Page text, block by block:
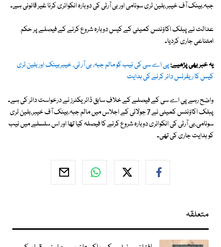
جبہ،بینک آف خیبر،بلین ٹری سونامی اور بی آرٹی کی دوبارہ انکوائری کرنا غیر قانونی ہے۔
عدالت نے پبلک اکاؤنٹس کمیٹی کے کیس دوبارہ شروع کرنے کے فیصلے پر حکم
امتناعی جاری کردیا۔
یہ خبر بھی پڑھیے:پی اے سی کی نیب کو مالم جبہ، بی آر ٹی، خیبربینک اور بلین ٹری
کیس کا ریفرنس دائر کرنے کی ہدایت
واضح رہے پی اے سی کے فیصلے کے خلاف سابق ڈائریکٹرز نے درخواست دائر کی ہے۔
پبلک اکاؤنٹس کمیٹی نے 7 جولائی کے اجلاس میں مالم جبہ،بینک آف خیبر،بلین ٹری
سونامی،بی آرٹی کی انکوائری دوبارہ شروع کرنے کا فیصلہ کیا تھا اور اس سلسلے میں نیب
کو ہدایت جاری کی تھی۔
متعلقہ